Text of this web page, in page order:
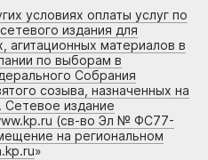
условиях оплаты услуг по
издания для
материалов в
по выборам в
Собрания
созыва, назначенных на
Сетевое издание
(св-во Эл № ФС77-
на региональном
»